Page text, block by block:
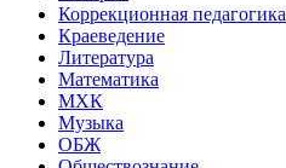
Коррекционная педагогика
Краеведение
Литература
Математика
МХК
Музыка
ОБЖ